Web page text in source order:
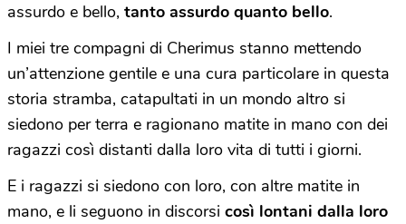
assurdo e bello, tanto assurdo quanto bello.
I miei tre compagni di Cherimus stanno mettendo
un’attenzione gentile e una cura particolare in questa
storia stramba, catapultati in un mondo altro si
siedono per terra e ragionano matite in mano con dei
ragazzi così distanti dalla loro vita di tutti i giorni.
E i ragazzi si siedono con loro, con altre matite in
mano, e li seguono in discorsi così lontani dalla loro